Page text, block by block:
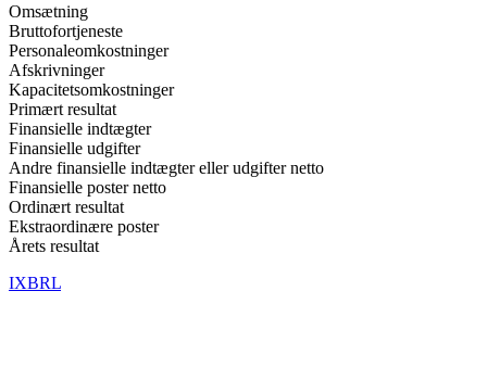
Omsætning
Bruttofortjeneste
Personaleomkostninger
Afskrivninger
Kapacitetsomkostninger
Primært resultat
Finansielle indtægter
Finansielle udgifter
Andre finansielle indtægter eller udgifter netto
Finansielle poster netto
Ordinært resultat
Ekstraordinære poster
Årets resultat
IXBRL